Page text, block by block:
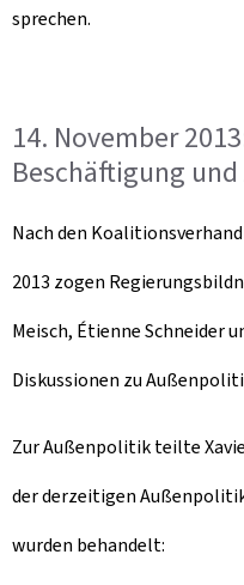
sprechen.
14. November
Beschäftigung
Nach den
2013 zogen
Meisch, Étienne Schneider
Diskussionen zu
Zur Außenpolitik teilte
der derzeitigen
wurden behandelt: